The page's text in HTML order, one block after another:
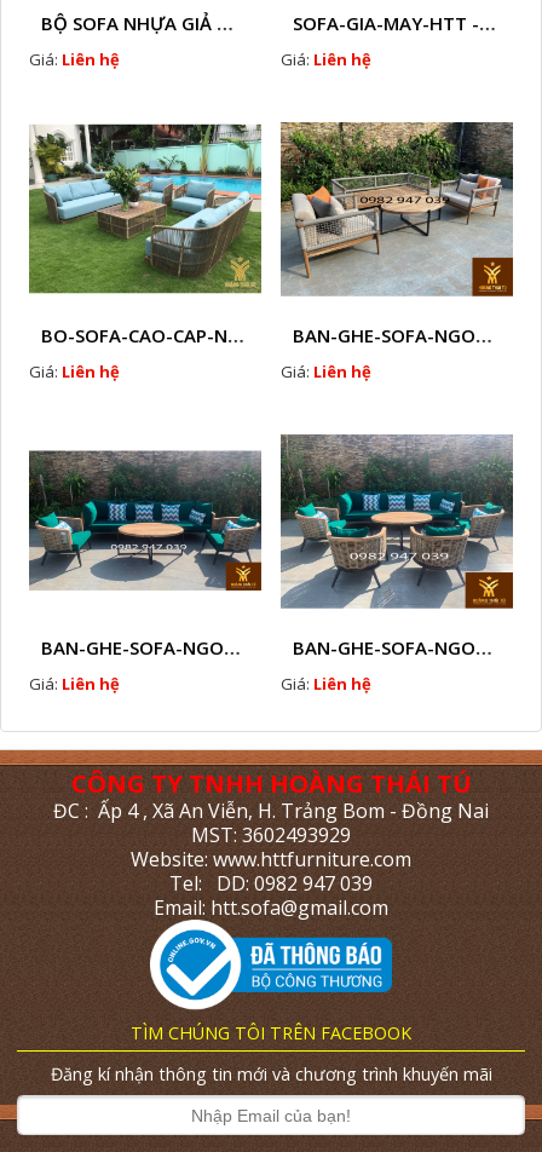
BỘ SOFA NHỰA GIẢ MÂY HTT - S86
Giá: Liên hệ
SOFA-GIA-MAY-HTT - S61 COPY
Giá: Liên hệ
BO-SOFA-CAO-CAP-NHUA-GIA-MAY-HTT - S88
Giá: Liên hệ
BAN-GHE-SOFA-NGOAI-TROI-GIA-MAY-KN12
Giá: Liên hệ
BAN-GHE-SOFA-NGOAI-TROI-GIA-MAY-KN11
Giá: Liên hệ
BAN-GHE-SOFA-NGOAI-TROI-GIA-MAY-KN10
Giá: Liên hệ
CÔNG TY TNHH HOÀNG THÁI TÚ
ĐC : Ấp 4 , Xã An Viễn, H. Trảng Bom - Đồng Nai
MST: 3602493929
Website: www.httfurniture.com
Tel: DD: 0982 947 039
Email: htt.sofa@gmail.com
TÌM CHÚNG TÔI TRÊN FACEBOOK
Đăng kí nhận thông tin mới và chương trình khuyến mãi